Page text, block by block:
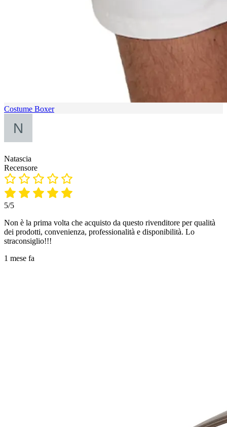
Costume Boxer
Natascia
Recensore
5/5
Non è la prima volta che acquisto da questo rivenditore per qualità
dei prodotti, convenienza, professionalità e disponibilità. Lo
straconsiglio!!!
1 mese fa